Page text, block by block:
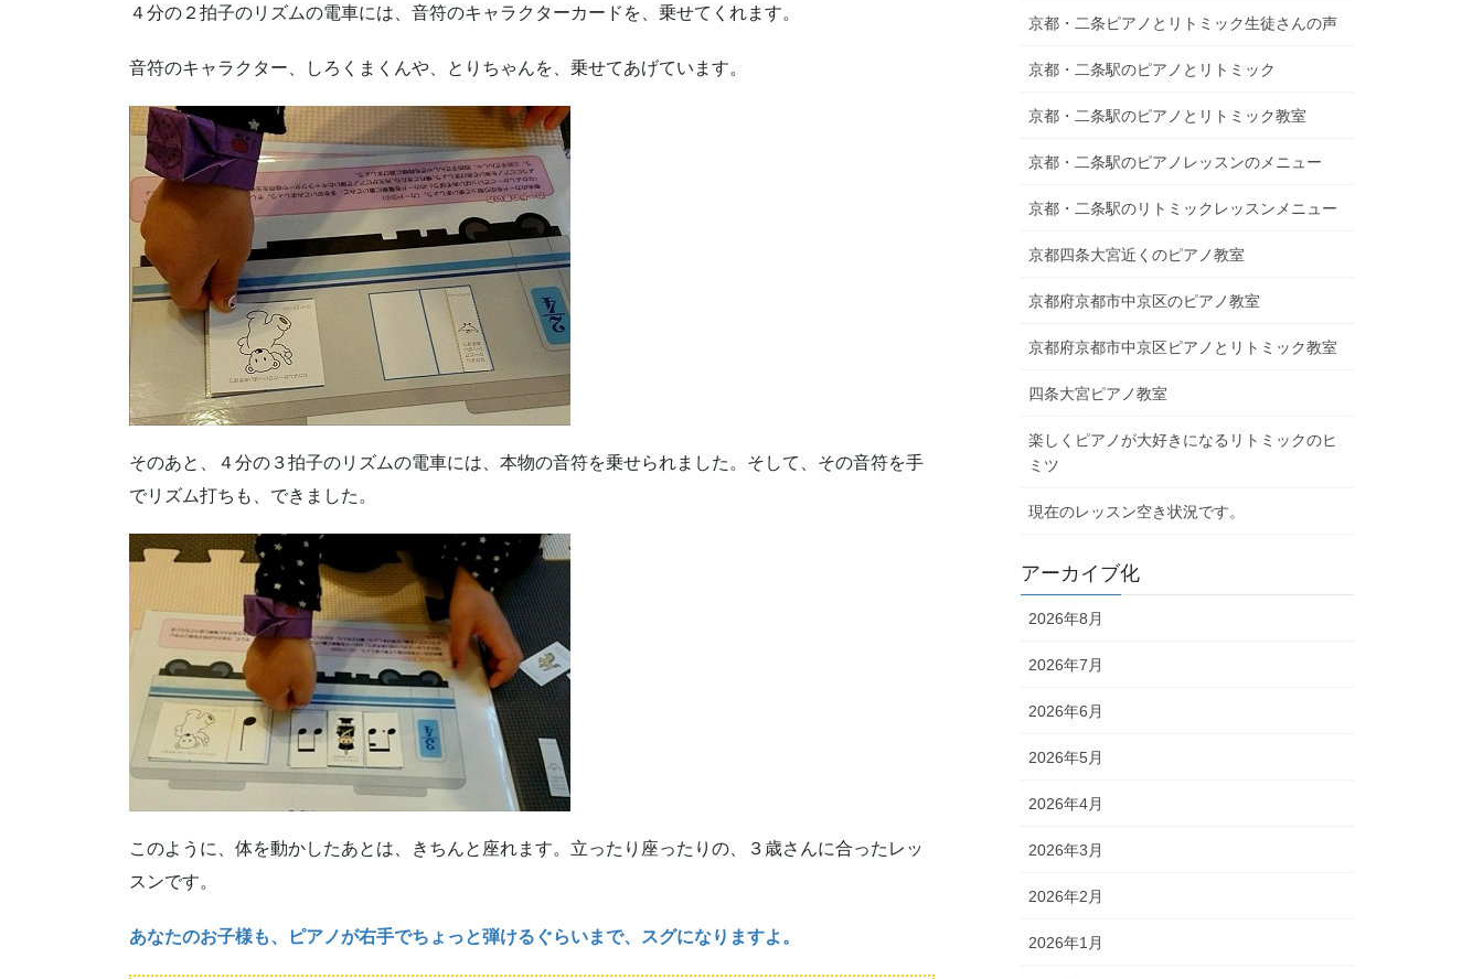
４分の２拍子のリズムの電車には、音符のキャラクターカードを、乗せてくれます。
音符のキャラクター、しろくまくんや、とりちゃんを、乗せてあげています。
そのあと、４分の３拍子のリズムの電車には、本物の音符を乗せられました。そして、その音符を手
でリズム打ちも、できました。
このように、体を動かしたあとは、きちんと座れます。立ったり座ったりの、３歳さんに合ったレッ
スンです。
あなたのお子様も、ピアノが右手でちょっと弾けるぐらいまで、スグになりますよ。
京都・二条ピアノとリトミック生徒さんの声
京都・二条駅のピアノとリトミック
京都・二条駅のピアノとリトミック教室
京都・二条駅のピアノレッスンのメニュー
京都・二条駅のリトミックレッスンメニュー
京都四条大宮近くのピアノ教室
京都府京都市中京区のピアノ教室
京都府京都市中京区ピアノとリトミック教室
四条大宮ピアノ教室
楽しくピアノが大好きになるリトミックのヒ
ミツ
現在のレッスン空き状況です。
アーカイブ化
2026年8月
2026年7月
2026年6月
2026年5月
2026年4月
2026年3月
2026年2月
2026年1月